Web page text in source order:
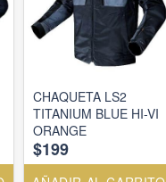
CHAQUETA LS2
TITANIUM BLUE HI-VI
ORANGE
$199